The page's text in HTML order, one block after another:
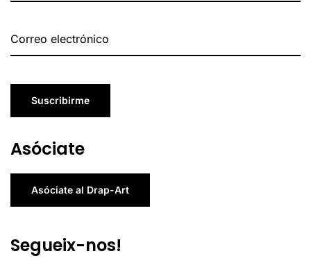
Suscribirme
Asóciate
Asóciate al Drap-Art
Segueix-nos!